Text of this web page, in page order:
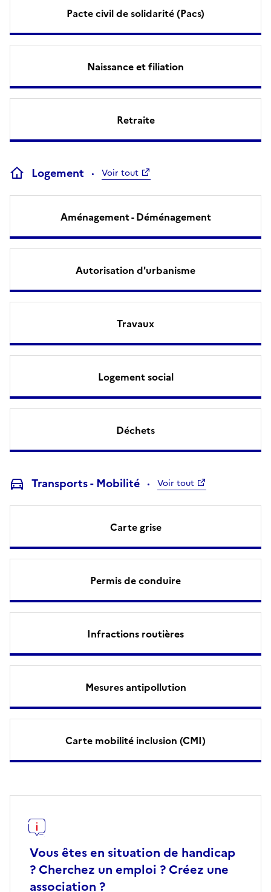
Pacte civil de solidarité (Pacs)
Naissance et filiation
Retraite
Logement Voir tout
Aménagement - Déménagement
Autorisation d'urbanisme
Travaux
Logement social
Déchets
Transports - Mobilité Voir tout
Carte grise
Permis de conduire
Infractions routières
Mesures antipollution
Carte mobilité inclusion (CMI)
Vous êtes en situation de handicap
? Cherchez un emploi ? Créez une
association ?